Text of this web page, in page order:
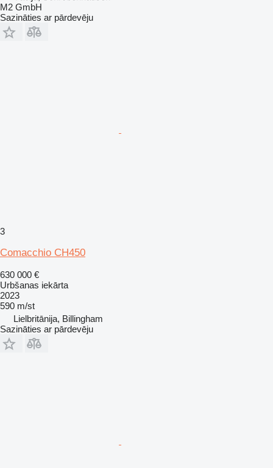
M2 GmbH
Sazināties ar pārdevēju
3
Comacchio CH450
630 000 €
Urbšanas iekārta
2023
590 m/st
Lielbritānija, Billingham
Sazināties ar pārdevēju